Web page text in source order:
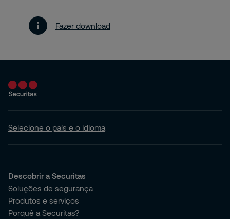
Fazer download
Selecione o país e o idioma
Descobrir a Securitas
Soluções de segurança
Produtos e serviços
Porquê a Securitas?